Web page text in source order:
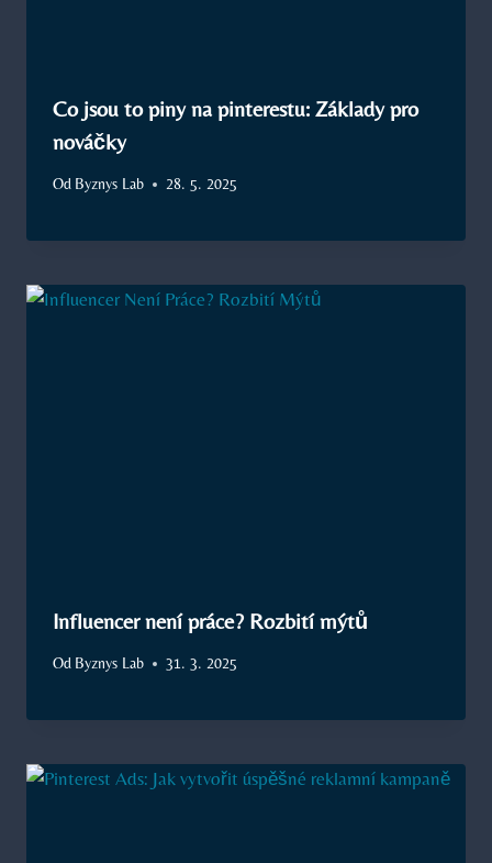
Co jsou to piny na pinterestu: Základy pro
nováčky
Od Byznys Lab 28. 5. 2025
Influencer není práce? Rozbití mýtů
Od Byznys Lab 31. 3. 2025